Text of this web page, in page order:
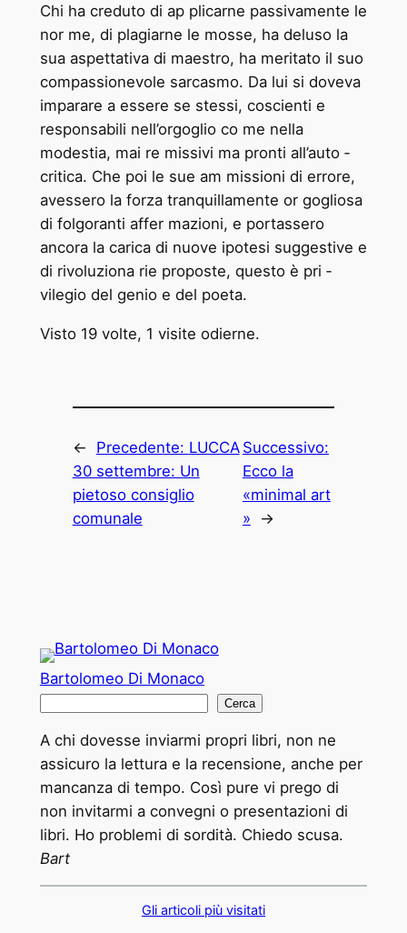
Chi ha creduto di ap ­plicarne passivamente le
nor ­me, di plagiarne le mosse, ha deluso la
sua aspettativa di maestro, ha meritato il suo
compassionevole sarcasmo. Da lui si doveva
imparare a essere se stessi, coscienti e
responsabili nell’orgoglio co ­me nella
modestia, mai re ­missivi ma pronti all’auto ­
critica. Che poi le sue am ­missioni di errore,
avessero la forza tranquillamente or ­gogliosa
di folgoranti affer ­mazioni, e portassero
ancora la carica di nuove ipotesi suggestive e
di rivoluziona ­rie proposte, questo è pri ­
vilegio del genio e del poeta.
Visto 19 volte, 1 visite odierne.
← Precedente: LUCCA
30 settembre: Un
pietoso consiglio
comunale
Successivo:
Ecco la
«minimal art
»
→
Bartolomeo Di Monaco
r
c
a
Cerca
A chi dovesse inviarmi propri libri, non ne
assicuro la lettura e la recensione, anche per
mancanza di tempo. Così pure vi prego di
non invitarmi a convegni o presentazioni di
libri. Ho problemi di sordità. Chiedo scusa.
Bart
Gli articoli più visitati